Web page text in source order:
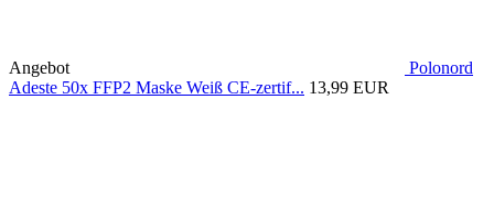
Angebot
Polonord
Adeste 50x FFP2 Maske Weiß CE-zertif... 13,99 EUR